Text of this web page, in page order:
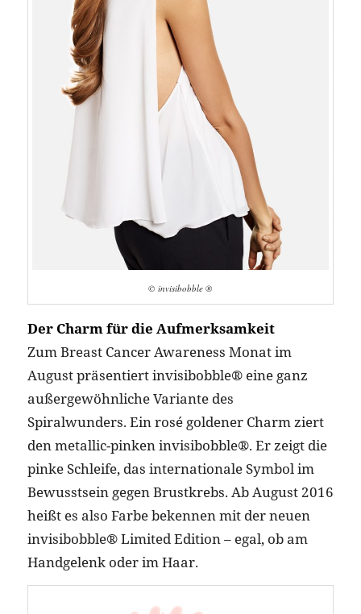
© invisibobble ®
Der Charm für die Aufmerksamkeit
Zum Breast Cancer Awareness Monat im
August präsentiert invisibobble® eine ganz
außergewöhnliche Variante des
Spiralwunders. Ein rosé goldener Charm ziert
den metallic-pinken invisibobble®. Er zeigt die
pinke Schleife, das internationale Symbol im
Bewusstsein gegen Brustkrebs. Ab August 2016
heißt es also Farbe bekennen mit der neuen
invisibobble® Limited Edition – egal, ob am
Handgelenk oder im Haar.